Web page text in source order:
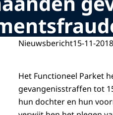
Nieuwsbericht15-11-
Het Functioneel Parket
gevangenisstraffen tot
hun dochter en hun